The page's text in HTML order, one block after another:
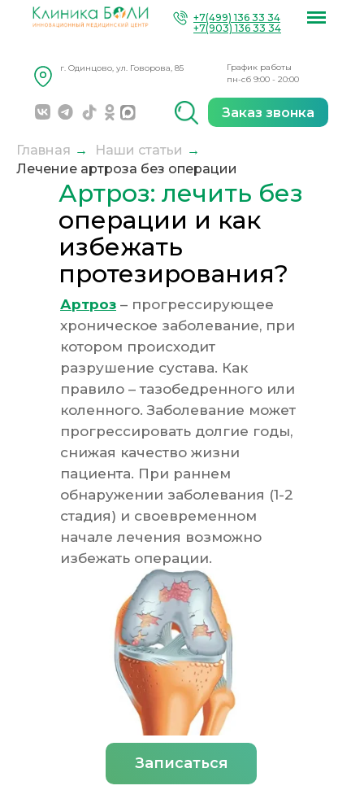
+7(499) 136 33 34
+7(903) 136 33 34
График работы
пн-сб 9:00 - 20:00
Заказ звонка
г. Одинцово, ул. Говорова, 85
Главная → Наши статьи →
Лечение артроза без операции
Записаться
Артроз: лечить без
операции и как
избежать
протезирования?
Артроз – прогрессирующее
хроническое заболевание, при
котором происходит
разрушение сустава. Как
правило – тазобедренного или
коленного. Заболевание может
прогрессировать долгие годы,
снижая качество жизни
пациента. При раннем
обнаружении заболевания (1-2
стадия) и своевременном
начале лечения возможно
избежать операции.